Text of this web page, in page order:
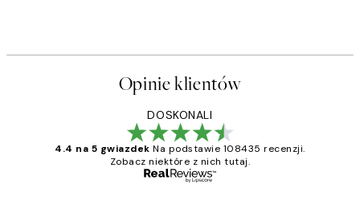
Opinie klientów
DOSKONALI
4.4 na 5 gwiazdek Na podstawie 108435 recenzji.
Zobacz niektóre z nich tutaj.